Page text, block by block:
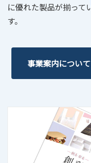
に優れた製品が揃って
す。
事業案内につい